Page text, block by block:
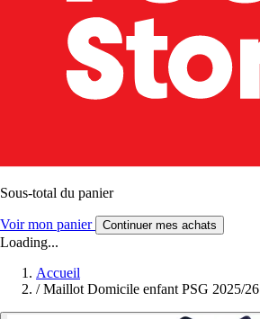
Sous-total du panier
Voir mon panier Continuer mes achats
Loading...
Accueil
/ Maillot Domicile enfant PSG 2025/26